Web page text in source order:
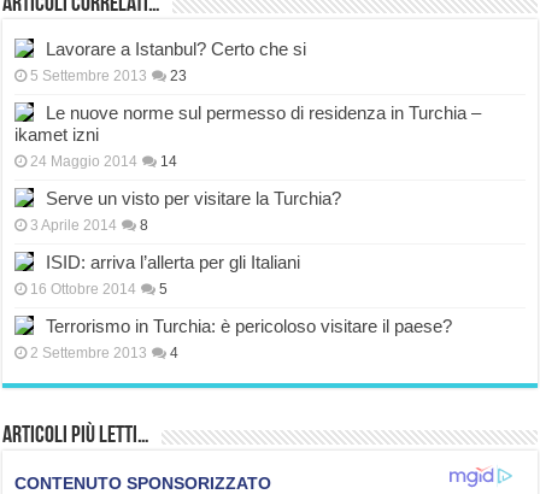
Articoli correlati…
Lavorare a Istanbul? Certo che si
5 Settembre 2013 23
Le nuove norme sul permesso di residenza in Turchia –
ikamet izni
24 Maggio 2014 14
Serve un visto per visitare la Turchia?
3 Aprile 2014 8
ISID: arriva l’allerta per gli Italiani
16 Ottobre 2014 5
Terrorismo in Turchia: è pericoloso visitare il paese?
2 Settembre 2013 4
Articoli più Letti…